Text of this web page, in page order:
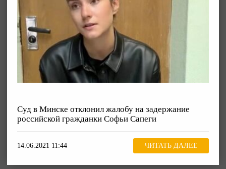
Суд в Минске отклонил жалобу на задержание
российской гражданки Софьи Сапеги
14.06.2021 11:44 ЧИТАТЬ ДАЛЕЕ